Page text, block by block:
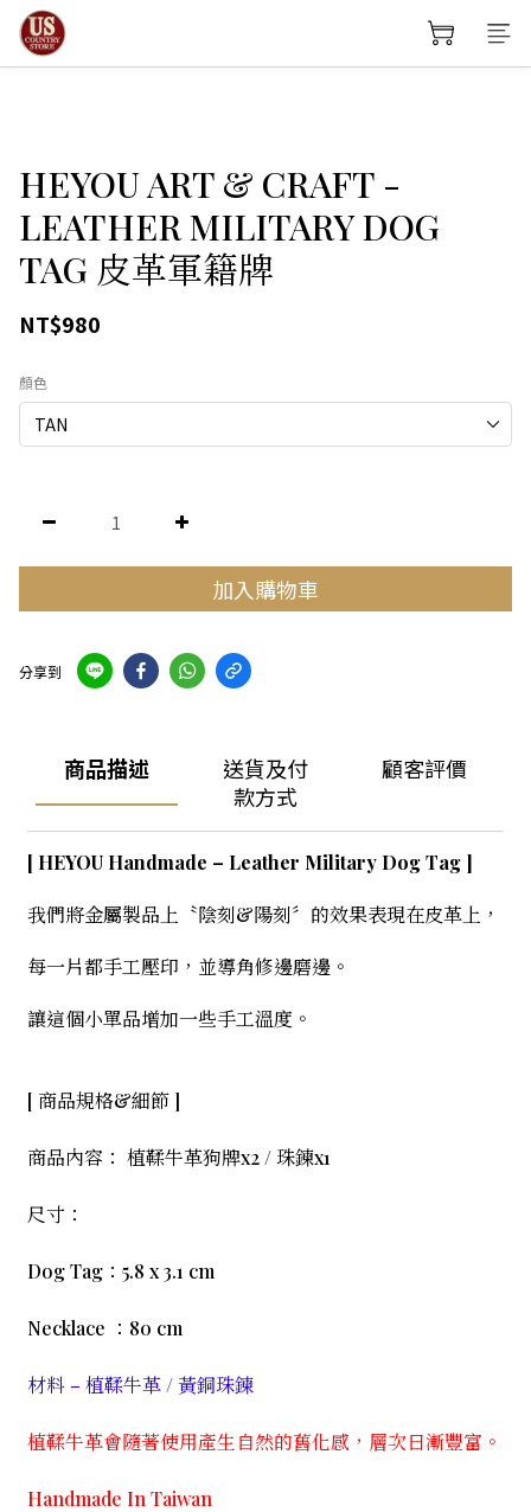
HEYOU ART & CRAFT -
LEATHER MILITARY DOG
TAG 皮革軍籍牌
NT$980
顏色
加入購物車
分享到
商品描述
送貨及付
款方式
顧客評價
[ HEYOU Handmade – Leather Military Dog Tag ]
我們將金屬製品上〝陰刻&陽刻〞的效果表現在皮革上，
每一片都手工壓印，並導角修邊磨邊。
讓這個小單品增加一些手工溫度。
[ 商品規格&細節 ]
商品內容： 植鞣牛革狗牌x2 /珠鍊x1
尺寸：
Dog Tag ： 5.8 x 3.1 cm
Necklace ： 80 cm
材料 – 植鞣牛革 / 黃銅珠鍊
植鞣牛革會隨著使用產生自然的舊化感，層次日漸豐富。
Handmade In Taiwan